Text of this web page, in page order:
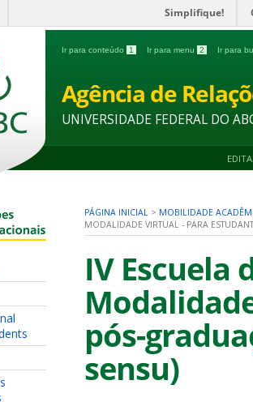
Simplifique!
Ir para conteúdo 1 Ir para menu 2 Ir para
Agência de
UNIVERSIDADE FEDERAL DO
PÁGINA INICIAL > MOBILIDADE
MODALIDADE VIRTUAL - PARA
IV Escuela
pós-
sensu)